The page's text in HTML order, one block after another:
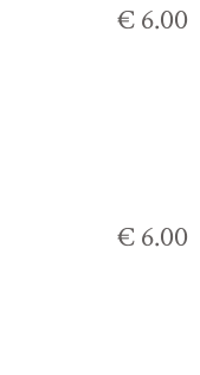
€ 6.00
€ 6.00